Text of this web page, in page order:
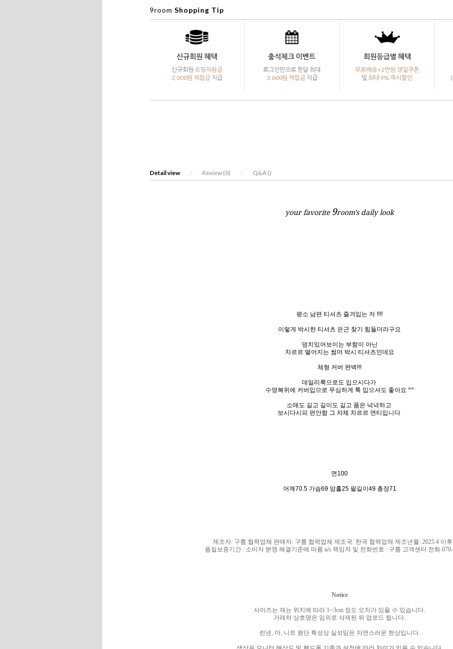
9room Shopping Tip
신규회원 혜택
신규회원 쇼핑지원금
2,000원 적립금지급
출석체크 이벤트
로그인만으로 한달 최대
3,000원 적립금지급
회원등급별 혜택
무료배송+2만원 생일쿠폰
및 최대 9% 즉시할인
Detail view / Review (0) / Q&A ()
your favorite 9room's daily look
평소 남편 티셔츠 즐겨입는 저 !!!!
이렇게 박시한 티셔츠 은근 찾기 힘들더라구요
덩치있어보이는 부함이 아닌
차르르 떨어지는 썸머 박시 티셔츠인데요
체형 커버 완벽!!!
데일리룩으로도 입으시다가
수영복위에 커버입으로 무심하게 툭 입으셔도 좋아요 ^^
소매도 길고 길이도 길고 품은 넉넉하고
보시다시피 편안함 그 자체 차르르 면티입니다
면100
어깨70.5 가슴69 암홀25 팔길이49 총장71
제조자: 구룸 협력업체 판매자: 구룸 협력업체 제조국: 한국 협력업체 제조년월 : 2025.4 이
품질보증기간 : 소비자 분쟁 해결기준에 따름 a/s 책임자 및 전화번호 : 구룸 고객센터 전화
Notice
사이즈는 재는 위치에 따라 1~3cm 정도 오차가 있을 수 있습니다.
거래처 상호명은 임의로 삭제된 뒤 업로드 됩니다.
린넨, 마, 니트 원단 특성상 실섞임은 자연스러운 현상입니다.